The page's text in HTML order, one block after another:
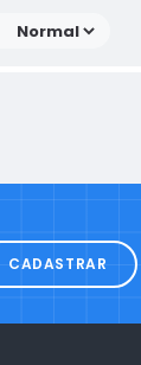
CADASTRAR